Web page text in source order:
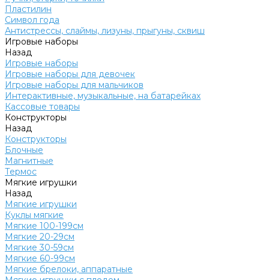
Пластилин
Символ года
Антистрессы, слаймы, лизуны, прыгуны, сквиш
Игровые наборы
Назад
Игровые наборы
Игровые наборы для девочек
Игровые наборы для мальчиков
Интерактивные, музыкальные, на батарейках
Кассовые товары
Конструкторы
Назад
Конструкторы
Блочные
Магнитные
Термос
Мягкие игрушки
Назад
Мягкие игрушки
Куклы мягкие
Мягкие 100-199см
Мягкие 20-29см
Мягкие 30-59см
Мягкие 60-99см
Мягкие брелоки, аппаратные